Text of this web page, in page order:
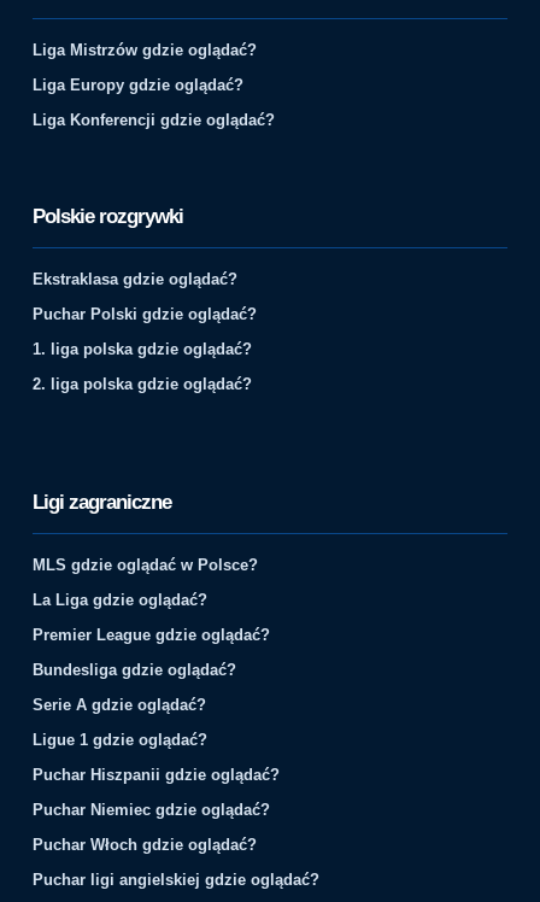
Liga Mistrzów gdzie oglądać?
Liga Europy gdzie oglądać?
Liga Konferencji gdzie oglądać?
Polskie rozgrywki
Ekstraklasa gdzie oglądać?
Puchar Polski gdzie oglądać?
1. liga polska gdzie oglądać?
2. liga polska gdzie oglądać?
Ligi zagraniczne
MLS gdzie oglądać w Polsce?
La Liga gdzie oglądać?
Premier League gdzie oglądać?
Bundesliga gdzie oglądać?
Serie A gdzie oglądać?
Ligue 1 gdzie oglądać?
Puchar Hiszpanii gdzie oglądać?
Puchar Niemiec gdzie oglądać?
Puchar Włoch gdzie oglądać?
Puchar ligi angielskiej gdzie oglądać?